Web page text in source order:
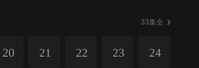
33集全
20 21 22 23 24